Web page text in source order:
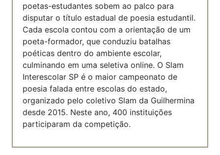
poetas-estudantes sobem ao palco para
disputar o título estadual de poesia estudantil.
Cada escola contou com a orientação de um
poeta-formador, que conduziu batalhas
poéticas dentro do ambiente escolar,
culminando em uma seletiva online. O Slam
Interescolar SP é o maior campeonato de
poesia falada entre escolas do estado,
organizado pelo coletivo Slam da Guilhermina
desde 2015. Neste ano, 400 instituições
participaram da competição.